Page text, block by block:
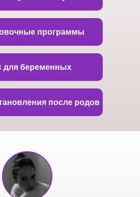
программы
для беременных
после родов